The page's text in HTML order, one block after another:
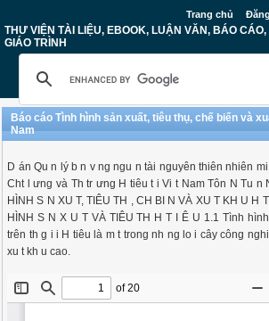
Trang chủ
THƯ VIỆN TÀI LIỆU, EBOOK, LUẬN VĂN, BÁO
GIÁO TRÌNH
Báo cáo Tình hình sản xuất, tiêu thụ, chế biến và
Nam
D án Qu n lý b n v ng ngu n tài nguyên thiên nhiên
Cht l ưng và Th tr ưng H tiêu t i Vi t Nam Tôn N Tu n
HÌNH S N XU T, TIÊU TH , CH BI N VÀ XU T KH U H
HÌNH S N X U T VÀ TIÊU TH H T I Ê U 1.1 Tình
trên th g i i H tiêu là m t trong nh ng lo i cây công
xu t kh u cao.